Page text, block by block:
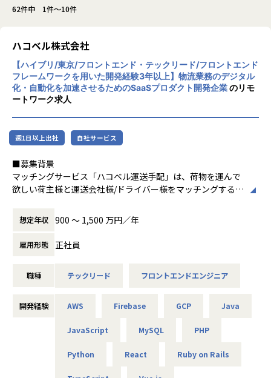
62件中 1件～10件
ハコベル株式会社
【ハイブリ/東京/フロントエンド・テックリード/フロントエンド
フレームワークを用いた開発経験3年以上】物流業務のデジタル
化・自動化を加速させるためのSaaSプロダクト開発企業のリモ
ートワーク求人
週1日以上出社 自社サービス
■募集背景
マッチングサービス「ハコベル運送手配」は、荷物を運んで
欲しい荷主様と運送会社様/ドライバー様をマッチングするサ
す。軽貨物・一般貨物の両領域をカバーしており、プロダク
トを通して多重下請構造の是正を実現することを目指してい
ます。
現在は、コアユーザ向けの機能開発と、長期的にデリバリー
あります。ドメインの複雑さに向き合いながら、設計・実
「ハコベル運送手配」（軽貨物・一般貨物）のフロントエン
実装までをリードしていただきます。
想定年収 900 〜 1,500 万円／年
雇用形態 正社員
職種 テックリード フロントエンドエンジニア
開発経験 AWS Firebase GCP Java
JavaScript MySQL PHP
Python React Ruby on Rails